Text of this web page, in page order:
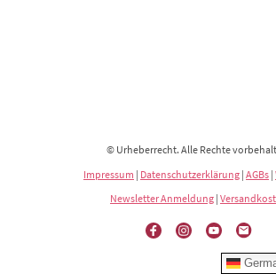
© Urheberrecht. Alle Rechte
Impressum | Datenschutzerklärung | AGBs |
Newsletter Anmeldung |